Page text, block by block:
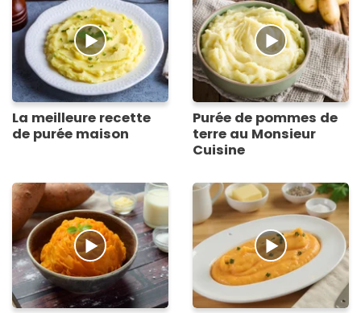
La meilleure recette
de purée maison
Purée de pommes de
terre au Monsieur
Cuisine